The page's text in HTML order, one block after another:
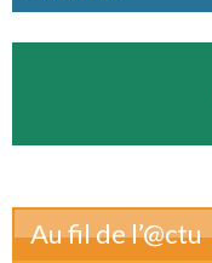
Au fil de l’@ctu